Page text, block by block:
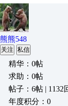
熊熊548
关注 私信
精华：0帖
求助：0帖
帖子：6帖 | 1132
年度积分：0